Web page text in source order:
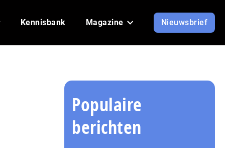
Kennisbank Magazine Nieuwsbrief
Populaire
berichten